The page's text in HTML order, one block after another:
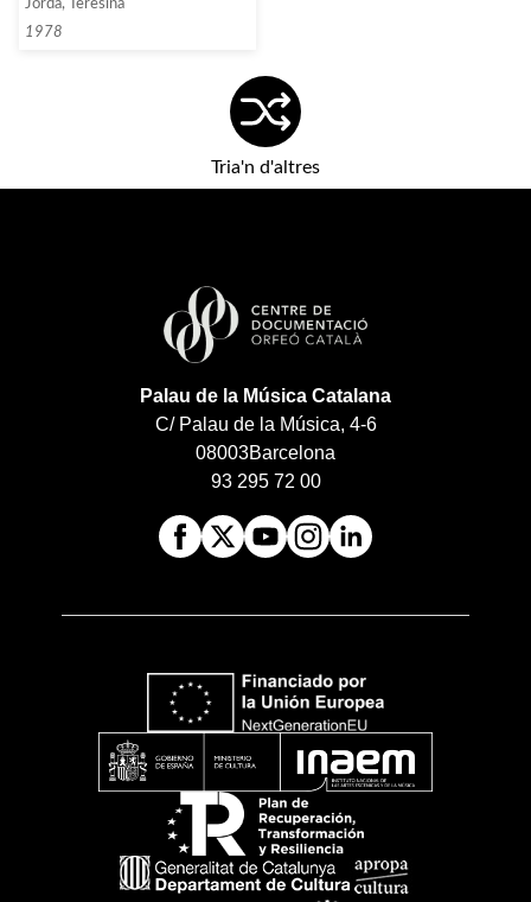
Jordà, Teresina
1978
Tria'n d'altres
Palau de la Música Catalana
C/ Palau de la Música, 4-6
08003Barcelona
93 295 72 00